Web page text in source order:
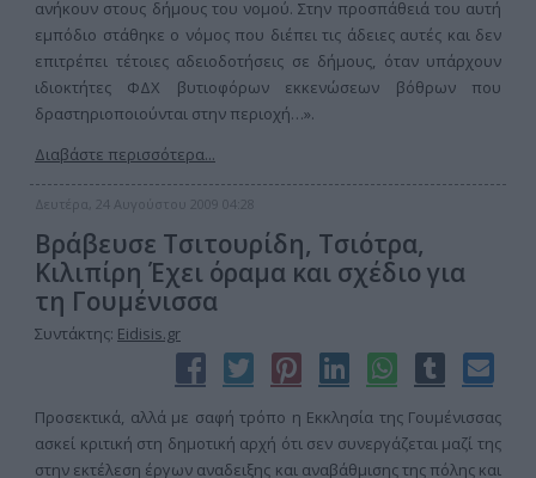
ανήκουν στους δήμους του νομού. Στην προσπάθειά του αυτή
εμπόδιο στάθηκε ο νόμος που διέπει τις άδειες αυτές και δεν
επιτρέπει τέτοιες αδειοδοτήσεις σε δήμους, όταν υπάρχουν
ιδιοκτήτες ΦΔΧ βυτιοφόρων εκκενώσεων βόθρων που
δραστηριοποιούνται στην περιοχή…».
Διαβάστε περισσότερα...
Δευτέρα, 24 Αυγούστου 2009 04:28
Βράβευσε Τσιτουρίδη, Τσιότρα,
Κιλιπίρη Έχει όραμα και σχέδιο για
τη Γουμένισσα
Συντάκτης: Eidisis.gr
Προσεκτικά, αλλά με σαφή τρόπο η Εκκλησία της Γουμένισσας
ασκεί κριτική στη δημοτική αρχή ότι σεν συνεργάζεται μαζί της
στην εκτέλεση έργων αναδειξης και αναβάθμισης της πόλης και